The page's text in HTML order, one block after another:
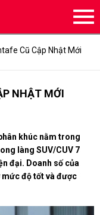
Cũ Cập Nhật Mới
NHẬT MỚI
khúc nằm trong
làng SUV/CUV 7
đại. Doanh số của
độ tốt và được